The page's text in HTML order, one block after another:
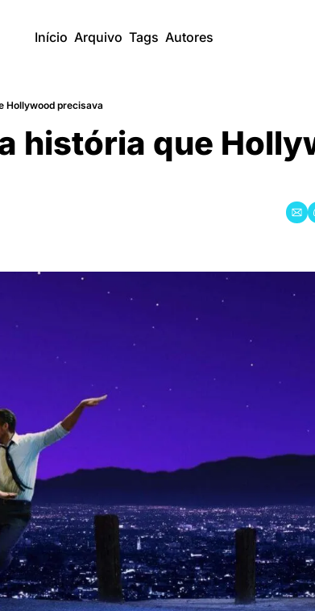
Início Arquivo Tags Autores
Hollywood precisava
história que